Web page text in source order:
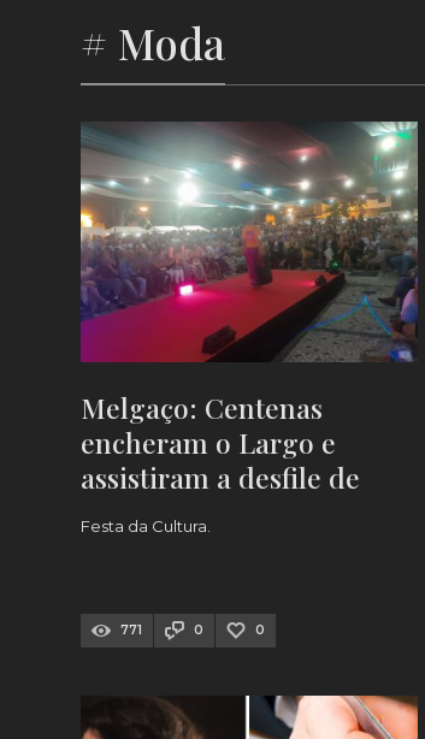
# Moda
Melgaço: Centenas
encheram o Largo e
assistiram a desfile de
moda [FOTOS e
Festa da Cultura.
771 0 0